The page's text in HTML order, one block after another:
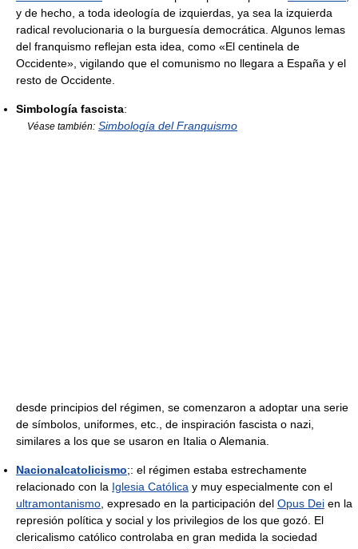
y de hecho, a toda ideología de izquierdas, ya sea la izquierda
radical revolucionaria o la burguesía democrática. Algunos lemas
del franquismo reflejan esta idea, como «El centinela de
Occidente», vigilando que el comunismo no llegara a España y el
resto de Occidente.
Simbología fascista:
Véase también: Simbología del Franquismo
desde principios del régimen, se comenzaron a adoptar una serie
de símbolos, uniformes, etc., de inspiración fascista o nazi,
similares a los que se usaron en Italia o Alemania.
Nacionalcatolicismo;: el régimen estaba estrechamente
relacionado con la Iglesia Católica y muy especialmente con el
ultramontanismo , expresado en la participación del Opus Dei en la
represión política y social y los privilegios de los que gozó. El
clericalismo católico controlaba en gran medida la sociedad